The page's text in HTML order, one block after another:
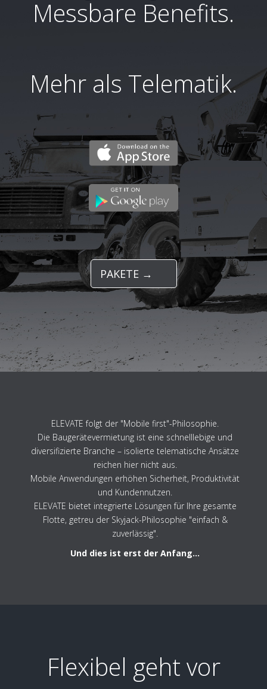
Messbare Benefits.
Mehr als Telematik.
PAKETE →
ELEVATE folgt der "Mobile first"-Philosophie.
Die Baugerätevermietung ist eine schnelllebige und
diversifizierte Branche – isolierte telematische Ansätze
reichen hier nicht aus.
Mobile Anwendungen erhöhen Sicherheit, Produktivität
und Kundennutzen.
ELEVATE bietet integrierte Lösungen für Ihre gesamte
Flotte, getreu der Skyjack-Philosophie "einfach &
zuverlässig".
Und dies ist erst der Anfang...
Flexibel geht vor